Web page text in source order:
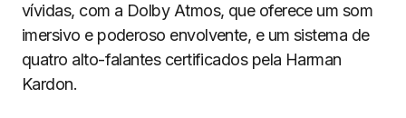
vívidas, com a Dolby Atmos, que oferece um som
imersivo e poderoso envolvente, e um sistema de
quatro alto-falantes certificados pela Harman
Kardon.